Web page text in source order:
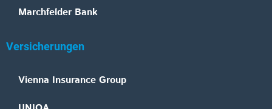
Marchfelder Bank
Versicherungen
Vienna Insurance Group